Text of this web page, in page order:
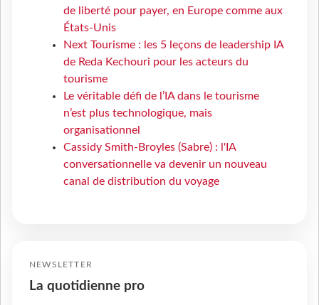
de liberté pour payer, en Europe comme aux
États-Unis
Next Tourisme : les 5 leçons de leadership IA
de Reda Kechouri pour les acteurs du
tourisme
Le véritable défi de l’IA dans le tourisme
n’est plus technologique, mais
organisationnel
Cassidy Smith-Broyles (Sabre) : l'IA
conversationnelle va devenir un nouveau
canal de distribution du voyage
NEWSLETTER
La quotidienne pro